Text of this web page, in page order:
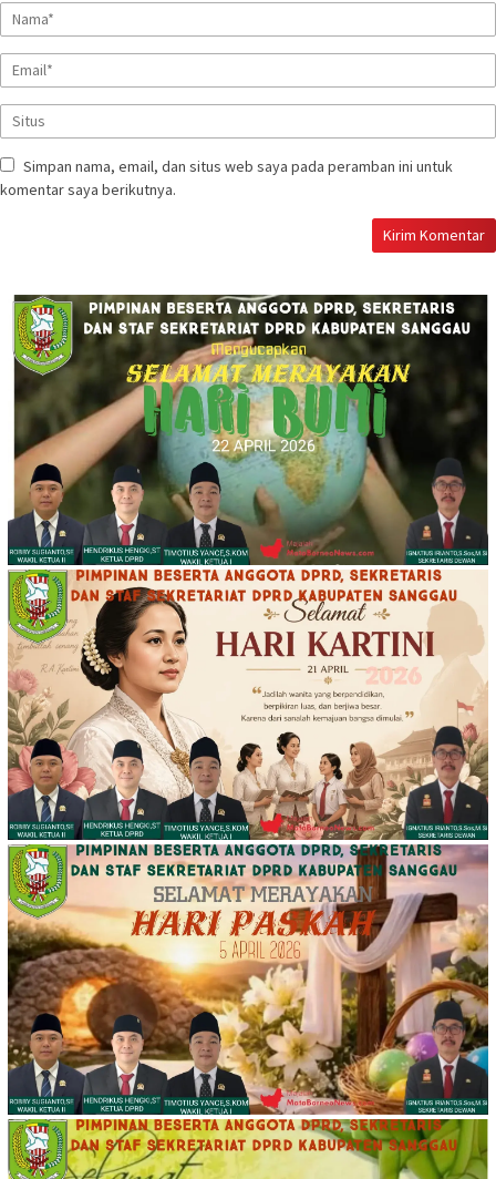
Simpan nama, email, dan situs web saya pada peramban ini untuk
komentar saya berikutnya.